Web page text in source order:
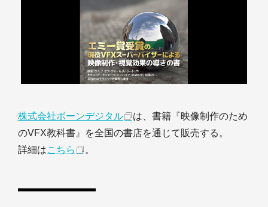
株式会社ボーンデジタル
は、書籍『映像制作のため
のVFX教科書』を全国の書店を通じて販売する。
詳細はこちら 。